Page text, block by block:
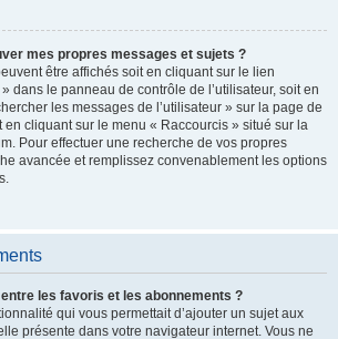
mes propres messages et sujets ?
être affichés soit en cliquant sur le lien
dans le panneau de contrôle de l’utilisateur, soit en
les messages de l’utilisateur » sur la page de
en cliquant sur le menu « Raccourcis » situé sur la
Pour effectuer une recherche de vos propres
avancée et remplissez convenablement les options
les favoris et les abonnements ?
qui vous permettait d’ajouter un sujet aux
présente dans votre navigateur internet. Vous ne